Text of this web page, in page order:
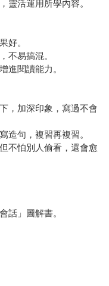
靈活運用所學內容。
好。
不易搞混。
進閱讀能力。
，加深印象，寫過不會
造句，複習再複習。
不怕別人偷看，還會愈
話」圖解書。